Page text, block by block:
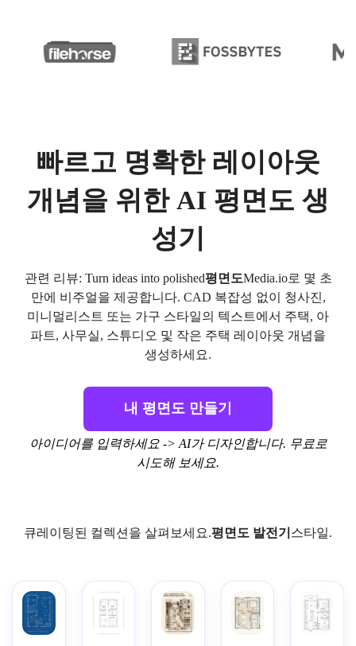
빠르고 명확한 레이아웃
개념을 위한 AI 평면도 생
성기
관련 리뷰: Turn ideas into polished평면도Media.io로 몇 초
만에 비주얼을 제공합니다. CAD 복잡성 없이 청사진,
미니멀리스트 또는 가구 스타일의 텍스트에서 주택, 아
파트, 사무실, 스튜디오 및 작은 주택 레이아웃 개념을
생성하세요.
내 평면도 만들기
아이디어를 입력하세요 -> AI가 디자인합니다. 무료로
시도해 보세요.
큐레이팅된 컬렉션을 살펴보세요.평면도 발전기 스타일.